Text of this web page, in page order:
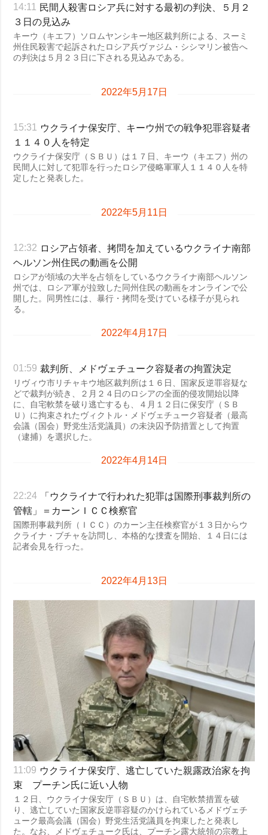
14:11
民間人殺害ロシア兵に対する最初の判決、５月２
３日の見込み
キーウ（キエフ）ソロムヤンシキー地区裁判所による、スーミ
州住民殺害で起訴されたロシア兵ヴァジム・シシマリン被告へ
の判決は５月２３日に下される見込みである。
2022年5月17日
15:31
ウクライナ保安庁、キーウ州での戦争犯罪容疑者
１１４０人を特定
ウクライナ保安庁（ＳＢＵ）は１７日、キーウ（キエフ）州の
民間人に対して犯罪を行ったロシア侵略軍軍人１１４０人を特
定したと発表した。
2022年5月11日
12:32 ロシア占領者、拷問を加えているウクライナ南部
ヘルソン州住民の動画を公開
ロシアが領域の大半を占領をしているウクライナ南部ヘルソン
州では、ロシア軍が拉致した同州住民の動画をオンラインで公
開した。同男性には、暴行・拷問を受けている様子が見られ
る。
2022年4月17日
01:59 裁判所、メドヴェチューク容疑者の拘置決定
リヴィウ市リチャキウ地区裁判所は１６日、国家反逆罪容疑な
どで裁判が続き、２月２４日のロシアの全面的侵攻開始以降
に、自宅軟禁を破り逃亡するも、４月１２日に保安庁（ＳＢ
Ｕ）に拘束されたヴィクトル・メドヴェチューク容疑者（最高
会議（国会）野党生活党議員）の未決囚予防措置として拘置
（逮捕）を選択した。
2022年4月14日
22:24
「ウクライナで行われた犯罪は国際刑事裁判所の
管轄」＝カーンＩＣＣ検察官
国際刑事裁判所（ＩＣＣ）のカーン主任検察官が１３日からウ
クライナ・ブチャを訪問し、本格的な捜査を開始、１４日には
記者会見を行った。
2022年4月13日
11:09 ウクライナ保安庁、逃亡していた親露政治家を拘
束 プーチン氏に近い人物
１２日、ウクライナ保安庁（ＳＢＵ）は、自宅軟禁措置を破
り、逃亡していた国家反逆罪容疑のかけられているメドヴェチ
ューク最高会議（国会）野党生活党議員を拘束したと発表し
た。なお、メドヴェチューク氏は、プーチン露大統領の宗教上